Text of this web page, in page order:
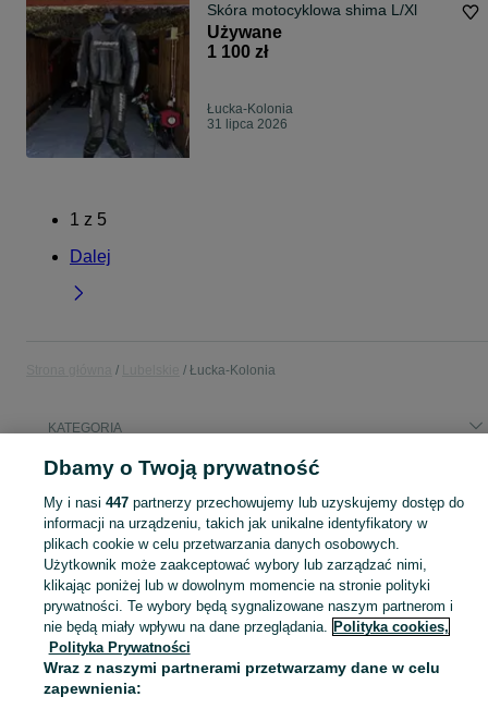
Skóra motocyklowa shima L/Xl
Używane
1 100 zł
Łucka-Kolonia
31 lipca 2026
1 z 5
Dalej
Łucka-Kolonia
KATEGORIA
Popularne wyszukiwania
praca
Skorzystaj z największego serwisu ogłoszeniowego - Łucka-Kolonia i okolice! Kupuj to, czego pragniesz i sprzedawaj to, czego już nie potrzebujesz! Zobacz
Mapa kategorii
Mapa miejscowości
Mapa ministron
Dbamy o Twoją prywatność
My i nasi 447partnerzy przechowujemy lub uzyskujemy dostęp do
informacji na urządzeniu, takich jak unikalne identyfikatory w
plikach cookie w celu przetwarzania danych osobowych.
Użytkownik może zaakceptować wybory lub zarządzać nimi,
klikając poniżej lub w dowolnym momencie na stronie polityki
prywatności. Te wybory będą sygnalizowane naszym partnerom i
nie będą miały wpływu na dane przeglądania. Polityka cookies,
Polityka Prywatności
Wraz z naszymi partnerami przetwarzamy dane w celu
zapewnienia: